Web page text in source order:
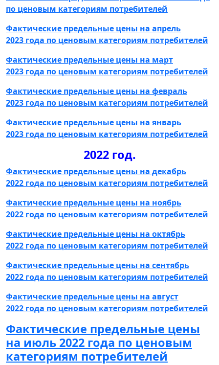
по ценовым категориям потребителей
Фактические предельные цены на апрель
2023 года по ценовым категориям потребителей
Фактические предельные цены на март
2023 года по ценовым категориям потребителей
Фактические предельные цены на февраль
2023 года по ценовым категориям потребителей
Фактические предельные цены на январь
2023 года по ценовым категориям потребителей
2022 год.
Фактические предельные цены на декабрь
2022 года по ценовым категориям потребителей
Фактические предельные цены на ноябрь
2022 года по ценовым категориям потребителей
Фактические предельные цены на октябрь
2022 года по ценовым категориям потребителей
Фактические предельные цены на сентябрь
2022 года по ценовым категориям потребителей
Фактические предельные цены на август
2022 года по ценовым категориям потребителей
Фактические предельные цены
на июль 2022 года по ценовым
категориям потребителей